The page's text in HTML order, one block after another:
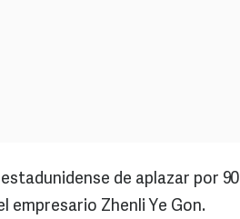
de aplazar por 90
Zhenli Ye Gon.